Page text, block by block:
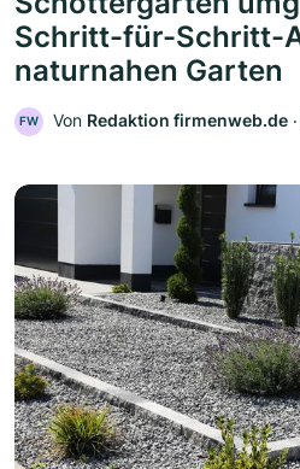
Schritt-für-Schritt-
naturnahen Garten
FW Von Redaktion firmenweb.de ‧